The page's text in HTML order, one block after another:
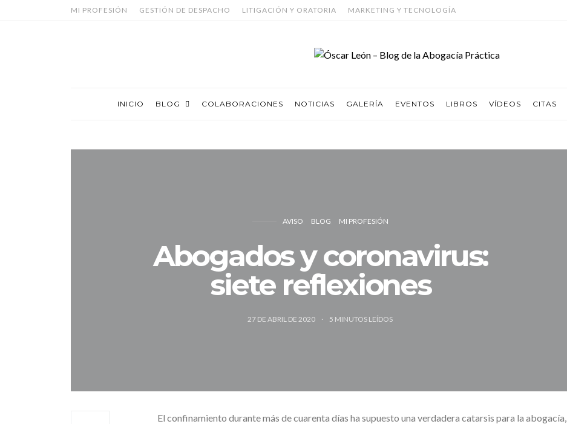
MI PROFESIÓN GESTIÓN DE DESPACHO LITIGACIÓN Y ORATORIA MARKETING Y TECNOLOGÍA
INICIO BLOG COLABORACIONES NOTICIAS GALERÍA EVENTOS LIBROS VÍDEOS CITAS
AVISO BLOG MI PROFESIÓN
Abogados y coronavirus:
siete reflexiones
27 DE ABRIL DE 2020 5 MINUTOS LEÍDOS
El confinamiento durante más de cuarenta días ha supuesto una verdadera catarsis para la abogacía,